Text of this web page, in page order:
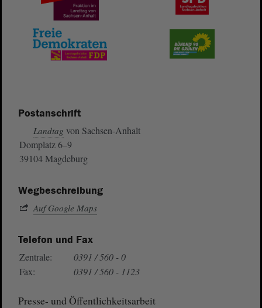
Postanschrift
Landtag von Sachsen-Anhalt
Domplatz 6–9
39104 Magdeburg
Wegbeschreibung
Auf Google Maps
Telefon und Fax
Zentrale:
0391 / 560 - 0
Fax:
0391 / 560 - 1123
Presse- und Öffentlichkeitsarbeit